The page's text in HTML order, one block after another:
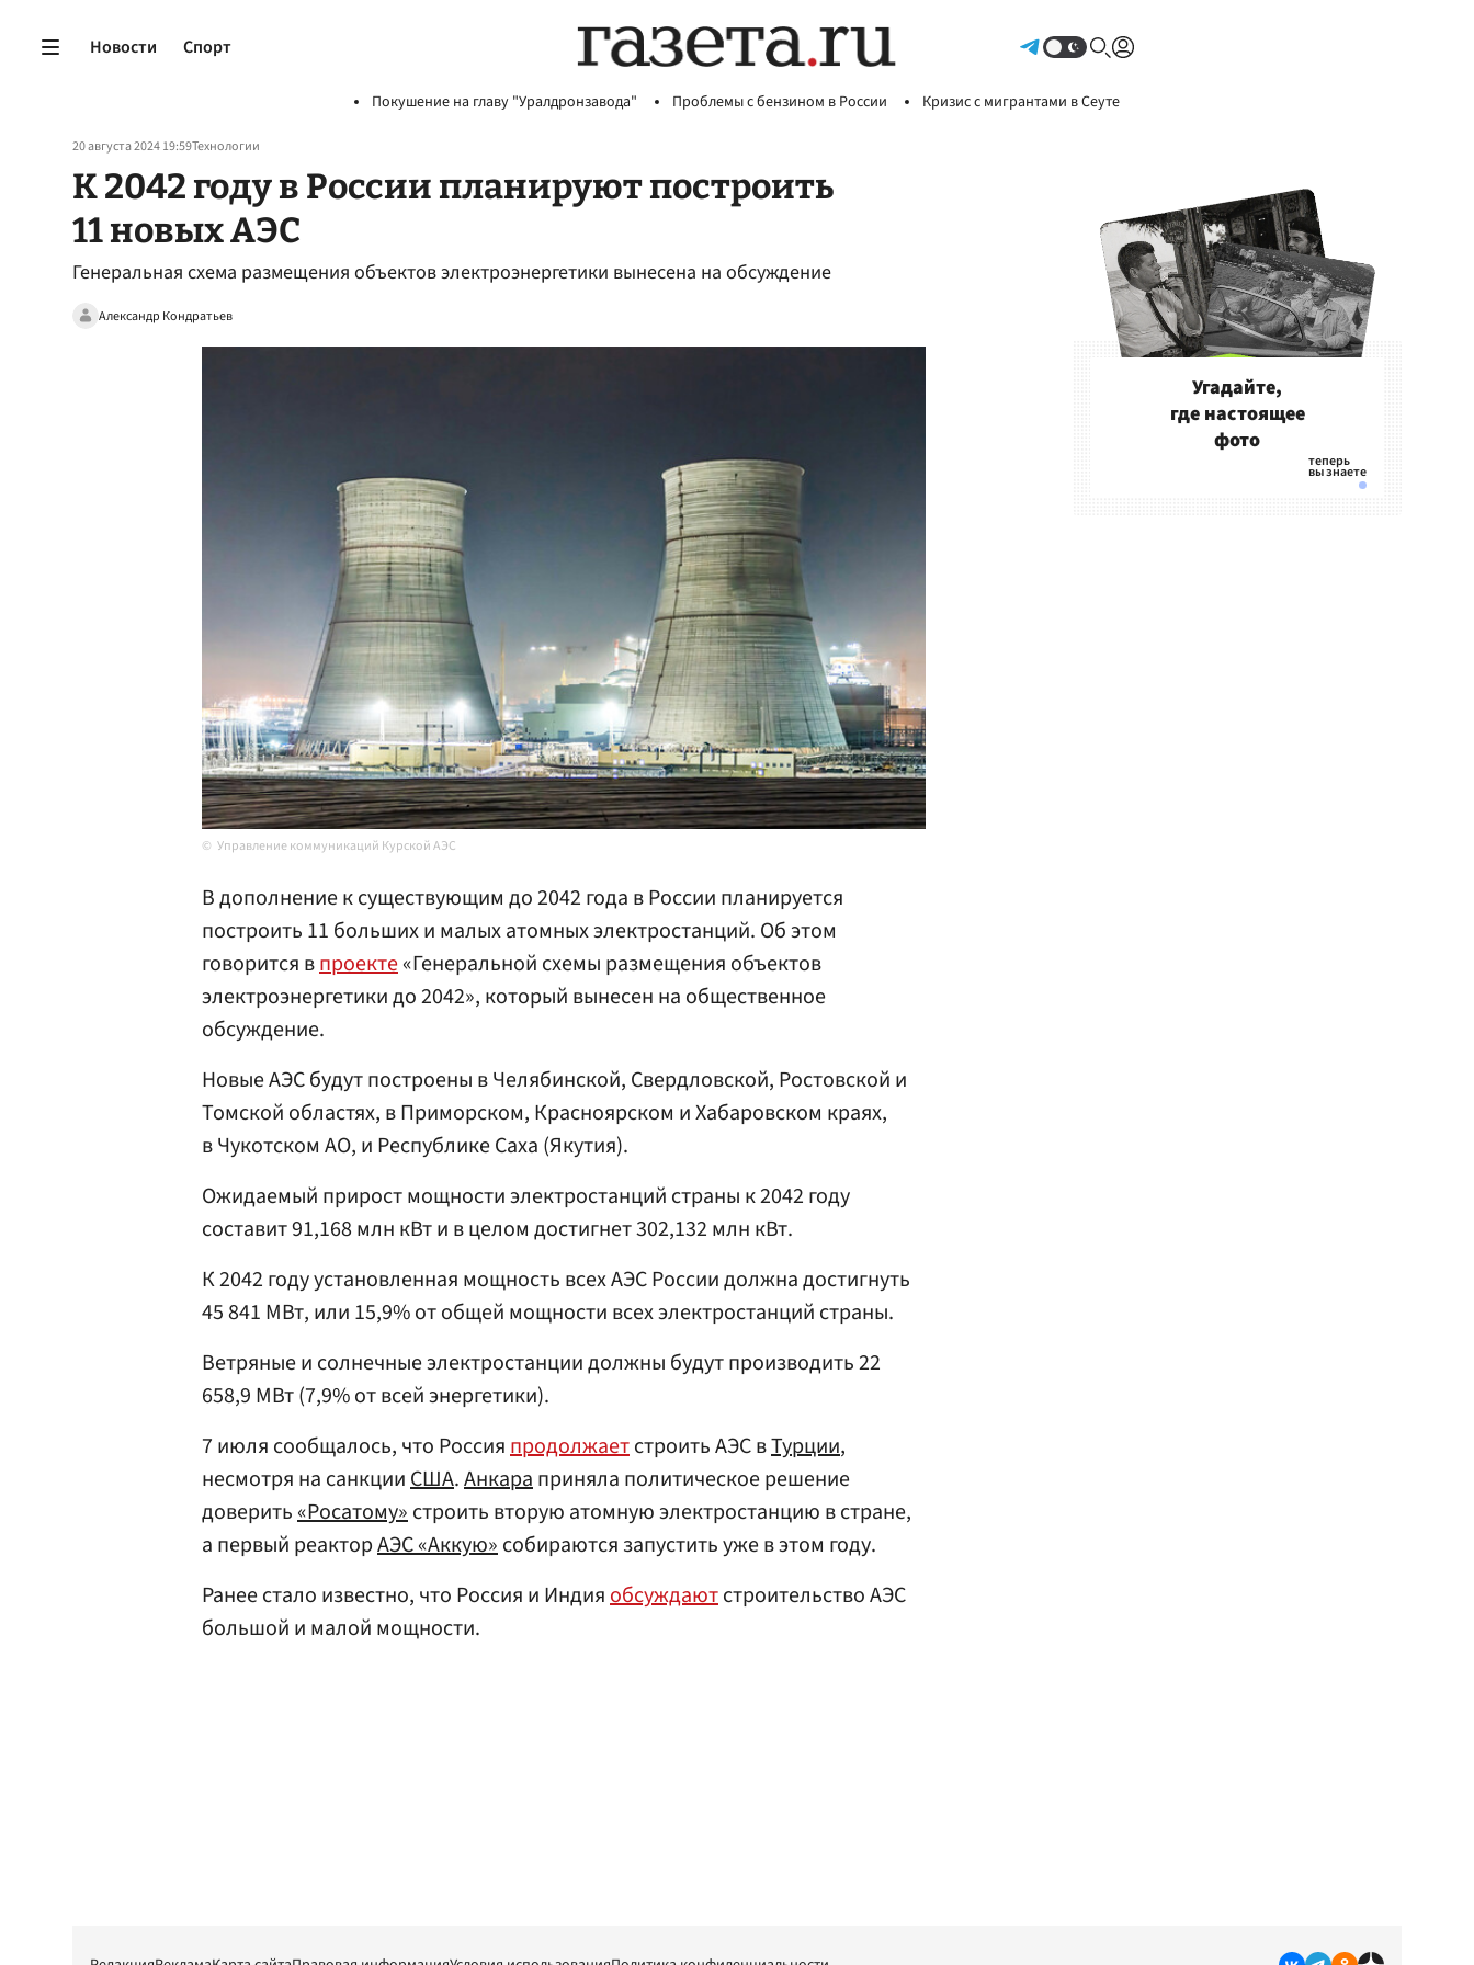
Новости Спорт
Покушение на главу "Уралдронзавода" Проблемы с бензином в России Кризис с мигрантами в Сеуте
20 августа 2024 19:59Технологии
К 2042 году в России планируют построить
11 новых АЭС
Генеральная схема размещения объектов электроэнергетики вынесена на обсуждение
Александр Кондратьев
Управление коммуникаций Курской АЭС
В дополнение к существующим до 2042 года в России планируется
построить 11 больших и малых атомных электростанций. Об этом
говорится впроекте«Генеральной схемы размещения объектов
электроэнергетики до 2042», который вынесен на общественное
обсуждение.
Новые АЭС будут построены в Челябинской, Свердловской, Ростовской и
Томской областях, в Приморском, Красноярском и Хабаровском краях,
в Чукотском АО, и Республике Саха (Якутия).
Ожидаемый прирост мощности электростанций страны к 2042 году
составит 91,168 млн кВт и в целом достигнет 302,132 млн кВт.
К 2042 году установленная мощность всех АЭС России должна достигнуть
45 841 МВт, или 15,9% от общей мощности всех электростанций страны.
Ветряные и солнечные электростанции должны будут производить 22
658,9 МВт (7,9% от всей энергетики).
7 июля сообщалось, что Россияпродолжаетстроить АЭС вТурции,
несмотря на санкцииСША.Анкараприняла политическое решение
доверить«Росатому»строить вторую атомную электростанцию в стране,
а первый реакторАЭС «Аккую»собираются запустить уже в этом году.
Ранее стало известно, что Россия и Индияобсуждаютстроительство АЭС
большой и малой мощности.
Угадайте,
где настоящее
фото